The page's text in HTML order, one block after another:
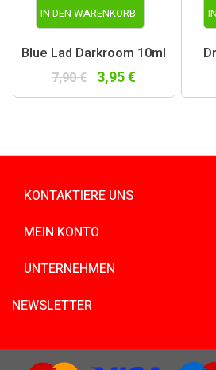
IN DEN WARENKORB
Blue Lad Darkroom 10ml
7,90 € 3,95 €
KONTAKTIERE UNS
MEIN KONTO
UNTERNEHMEN
NEWSLETTER